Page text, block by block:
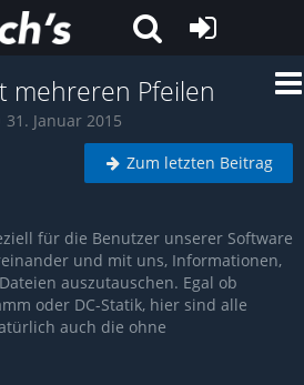
mehreren Pfeilen
31. Januar 2015
Zum letzten Beitrag
für die Benutzer unserer Software
und mit uns, Informationen,
auszutauschen. Egal ob
oder DC-Statik, hier sind alle
auch die ohne